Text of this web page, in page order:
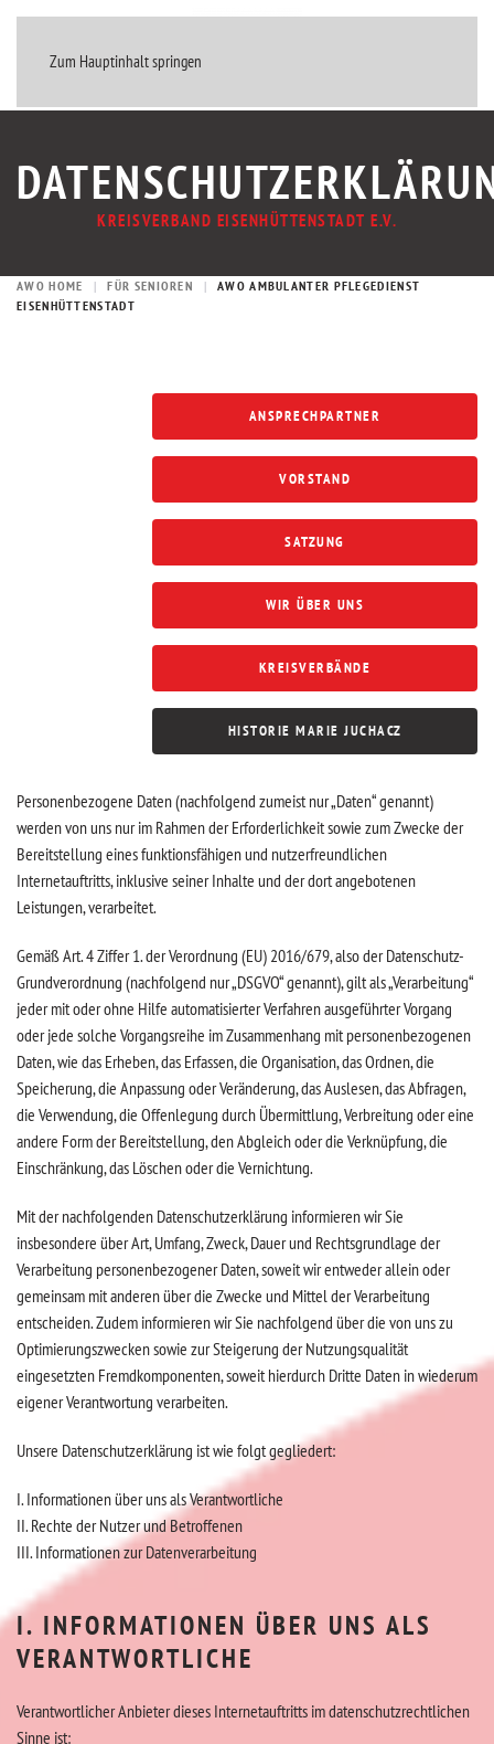
Zum Hauptinhalt springen
MENÜ
KREISVERBAND EISENHÜTTENSTADT E.V.
AWO HOME FÜR SENIOREN
AWO AMBULANTER PFLEGEDIENST
EISENHÜTTENSTADT
ANSPRECHPARTNER
VORSTAND
SATZUNG
WIR ÜBER UNS
KREISVERBÄNDE
HISTORIE MARIE JUCHACZ
Personenbezogene Daten (nachfolgend zumeist nur „Daten“ genannt)
werden von uns nur im Rahmen der Erforderlichkeit sowie zum Zwecke der
Bereitstellung eines funktionsfähigen und nutzerfreundlichen
Internetauftritts, inklusive seiner Inhalte und der dort angebotenen
Leistungen, verarbeitet.
Gemäß Art. 4 Ziffer 1. der Verordnung (EU) 2016/679, also der Datenschutz-
Grundverordnung (nachfolgend nur „DSGVO“ genannt), gilt als „Verarbeitung“
jeder mit oder ohne Hilfe automatisierter Verfahren ausgeführter Vorgang
oder jede solche Vorgangsreihe im Zusammenhang mit personenbezogenen
Daten, wie das Erheben, das Erfassen, die Organisation, das Ordnen, die
Speicherung, die Anpassung oder Veränderung, das Auslesen, das Abfragen,
die Verwendung, die Offenlegung durch Übermittlung, Verbreitung oder eine
andere Form der Bereitstellung, den Abgleich oder die Verknüpfung, die
Einschränkung, das Löschen oder die Vernichtung.
Mit der nachfolgenden Datenschutzerklärung informieren wir Sie
insbesondere über Art, Umfang, Zweck, Dauer und Rechtsgrundlage der
Verarbeitung personenbezogener Daten, soweit wir entweder allein oder
gemeinsam mit anderen über die Zwecke und Mittel der Verarbeitung
entscheiden. Zudem informieren wir Sie nachfolgend über die von uns zu
Optimierungszwecken sowie zur Steigerung der Nutzungsqualität
eingesetzten Fremdkomponenten, soweit hierdurch Dritte Daten in wiederum
eigener Verantwortung verarbeiten.
Unsere Datenschutzerklärung ist wie folgt gegliedert:
I. Informationen über uns als Verantwortliche
II. Rechte der Nutzer und Betroffenen
III. Informationen zur Datenverarbeitung
I. INFORMATIONEN ÜBER UNS ALS
VERANTWORTLICHE
Verantwortlicher Anbieter dieses Internetauftritts im datenschutzrechtlichen
Sinne ist: